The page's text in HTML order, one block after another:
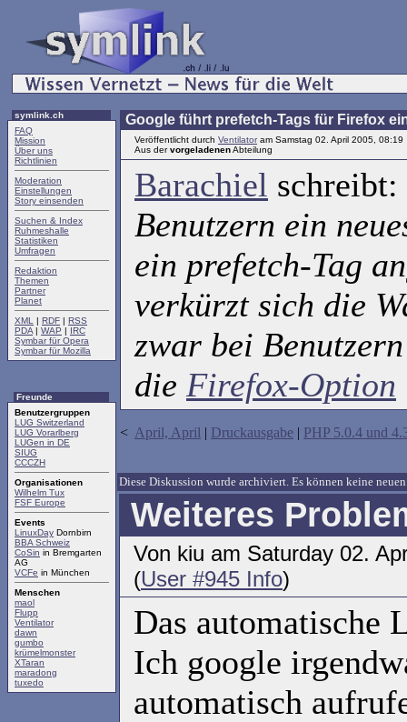
symlink.ch
FAQ
Mission
Über uns
Richtlinien
Moderation
Einstellungen
Story einsenden
Suchen & Index
Ruhmeshalle
Statistiken
Umfragen
Redaktion
Themen
Partner
Planet
XML
| RDF | RSS
PDA | WAP | IRC
Symbar für Opera
Symbar für Mozilla
Freunde
Benutzergruppen
LUG Switzerland
LUG Vorarlberg
LUGen in DE
SIUG
CCCZH
Organisationen
Wilhelm Tux
FSF Europe
Events
LinuxDay Dornbirn
BBA Schweiz
CoSin in Bremgarten
AG
VCFe in München
Menschen
maol
Flupp
Ventilator
dawn
gumbo
krümelmonster
XTaran
maradong
tuxedo
Google führt prefetch-Tags für Firefox
Veröffentlicht durch Ventilatoram Samstag 02. April 2005, 08:19
Aus dervorgeladenenAbteilung
Barachiel schreibt:
Benutzern ein
ein prefetch-Tag
verkürzt sich die
zwar bei
die Firefox-Option
< April, April | Druckausgabe | PHP 5.0.4 und
Diese Diskussion wurde archiviert. Es können keine
Weiteres
Von kiu am Saturday 02.
(User #945 Info)
Das automatische
Ich google
automatisch